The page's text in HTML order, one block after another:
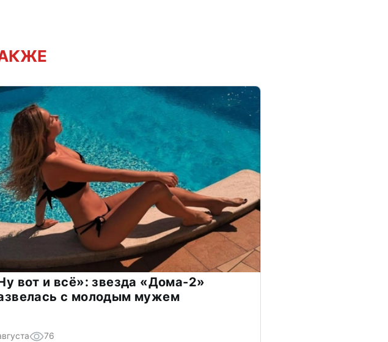
вот и всё»: звезда «Дома-2»
с молодым мужем
76